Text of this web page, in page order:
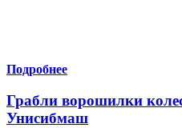
Подробнее
Грабли ворошилки
Унисибмаш